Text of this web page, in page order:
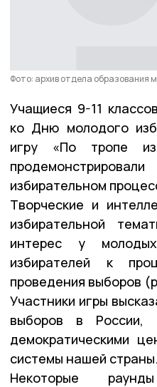
Фото: архив отдела образования
Учащиеся 9-11
ко Дню молодого
игру «По тропе
избирательном
Творческие и
избирательной
интерес у
избирателей к
проведения выборов
Участники игры
выборов в России,
демократическими
системы нашей страны.
Некоторые ​ раунды